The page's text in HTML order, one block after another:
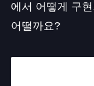
에서 어떻게 구
어떨까요?